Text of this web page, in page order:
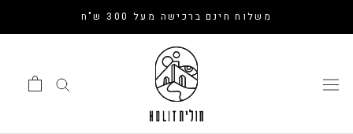
משלוח חינם ברכישה מעל 300 ש"ח